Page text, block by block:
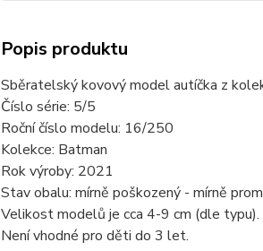
Popis produktu
Sběratelský kovový model autíčka z
Číslo série: 5/5
Roční číslo modelu: 16/250
Kolekce: Batman
Rok výroby: 2021
Stav obalu: mírně poškozený - mírně
Velikost modelů je cca 4-9 cm (dle typu).
Není vhodné pro děti do 3 let.